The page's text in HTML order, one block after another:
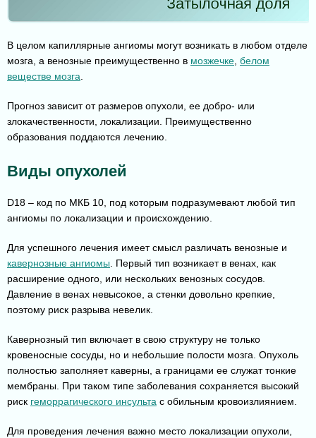
В целом капиллярные ангиомы могут возникать в любом отделе
мозга, а венозные преимущественно в мозжечке, белом
веществе мозга.
Прогноз зависит от размеров опухоли, ее добро- или
злокачественности, локализации. Преимущественно
образования поддаются лечению.
Виды опухолей
D18 – код по МКБ 10, под которым подразумевают любой тип
ангиомы по локализации и происхождению.
Для успешного лечения имеет смысл различать венозные и
кавернозные ангиомы. Первый тип возникает в венах, как
расширение одного, или нескольких венозных сосудов.
Давление в венах невысокое, а стенки довольно крепкие,
поэтому риск разрыва невелик.
Кавернозный тип включает в свою структуру не только
кровеносные сосуды, но и небольшие полости мозга. Опухоль
полностью заполняет каверны, а границами ее служат тонкие
мембраны. При таком типе заболевания сохраняется высокий
риск геморрагического инсульта с обильным кровоизлиянием.
Для проведения лечения важно место локализации опухоли,